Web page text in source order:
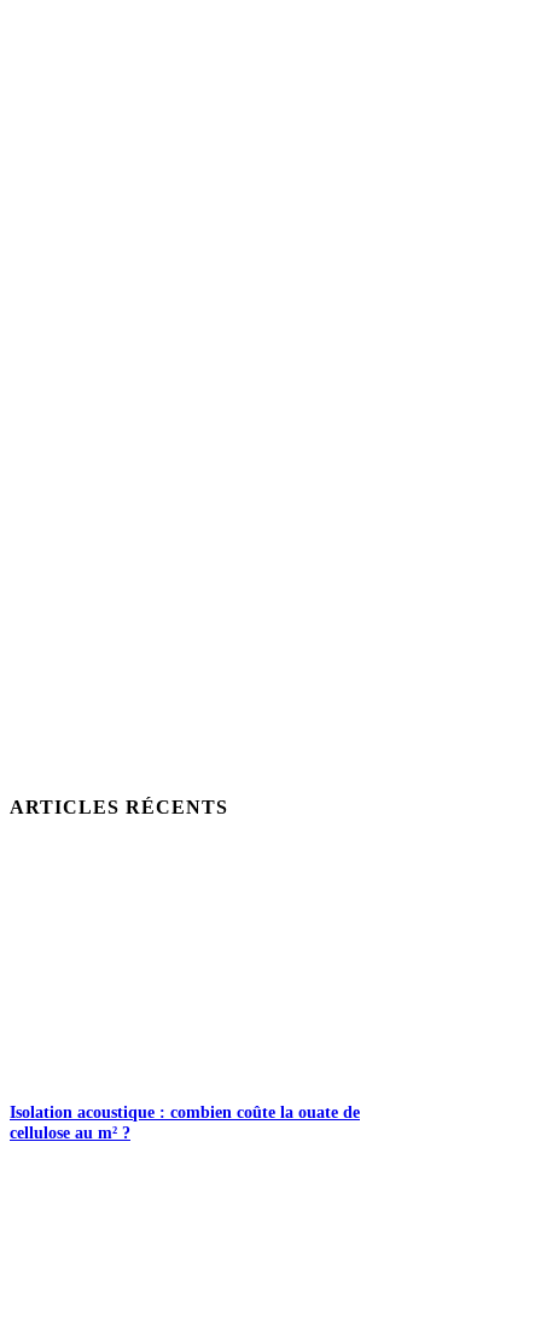
ARTICLES RÉCENTS
Isolation acoustique : combien coûte la ouate de
cellulose au m² ?